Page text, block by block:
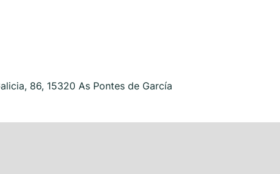
86, 15320 As Pontes de García